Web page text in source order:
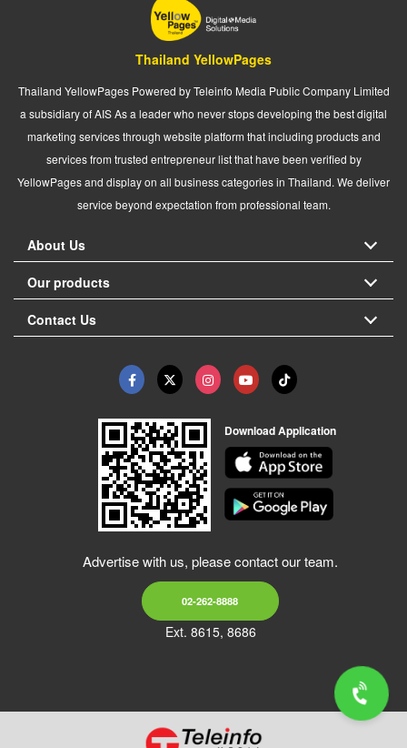
Thailand YellowPages
Thailand YellowPages Powered by Teleinfo Media Public Company Limited
a subsidiary of AIS As a leader who never stops developing the best digital
marketing services through website platform that including products and
services from trusted entrepreneur list that have been verified by
YellowPages and display on all business categories in Thailand. We deliver
service beyond expectation from professional team.
About Us
Our products
Contact Us
Download Application
Advertise with us, please contact our team.
02-262-8888
Ext. 8615, 8686